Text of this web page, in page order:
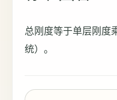
总刚度等于单层刚度
统）。